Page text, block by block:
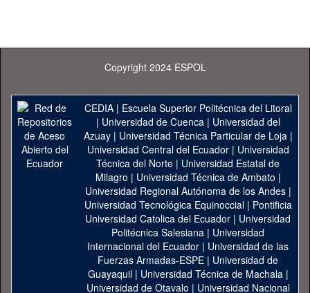
Copyright 2024 ESPOL
CEDIA| Escuela Superior Politécnica del Litoral
| Universidad de Cuenca| Universidad del
Azuay| Universidad Técnica Particular de Loja|
Universidad Central del Ecuador| Universidad
Técnica del Norte | Universidad Estatal de
Milagro | Universidad Técnica de Ambato |
Universidad Regional Autónoma de los Andes|
Universidad Tecnológica Equinoccial| Pontificia
Universidad Catolica del Ecuador | Universidad
Politécnica Salesiana | Universidad
Internacional del Ecuador | Universidad de las
Fuerzas Armadas-ESPE | Universidad de
Guayaquil| Universidad Técnica de Machala|
Universidad de Otavalo | Universidad Nacional